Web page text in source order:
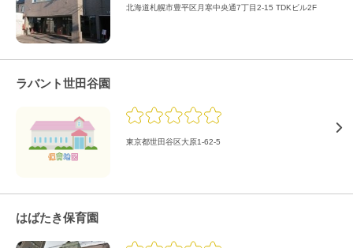
北海道札幌市豊平区月寒中央通7丁目2-15 TDKビル2F
ラバント世田谷園
東京都世田谷区大原1-62-5
はばたき保育園